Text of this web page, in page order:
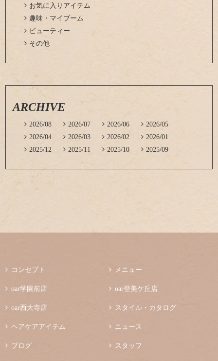
 お気に入りアイテム
 趣味・マイブーム
 ビューティー
 その他
ARCHIVE
 2026/08  2026/07  2026/06  2026/05
 2026/04  2026/03  2026/02  2026/01
 2025/12  2025/11  2025/10  2025/09
 コンセプト  メニュー
 oar学園前店  oar登美ケ丘店
 oar西大寺店  スタイル・カタログ
 ヘアケアアイテム  ニュース
 ブログ  スタッフ